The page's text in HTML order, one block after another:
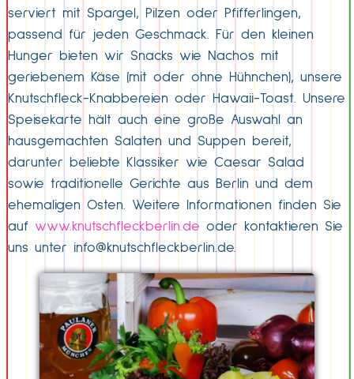
serviert mit Spargel, Pilzen oder Pfifferlingen,
passend für jeden Geschmack. Für den kleinen
Hunger bieten wir Snacks wie Nachos mit
geriebenem Käse (mit oder ohne Hühnchen), unsere
Knutschfleck-Knabbereien oder Hawaii-Toast. Unsere
Speisekarte hält auch eine große Auswahl an
hausgemachten Salaten und Suppen bereit,
darunter beliebte Klassiker wie Caesar Salad
sowie traditionelle Gerichte aus Berlin und dem
ehemaligen Osten. Weitere Informationen finden Sie
auf www.knutschfleckberlin.de oder kontaktieren Sie
uns unter info@knutschfleckberlin.de.